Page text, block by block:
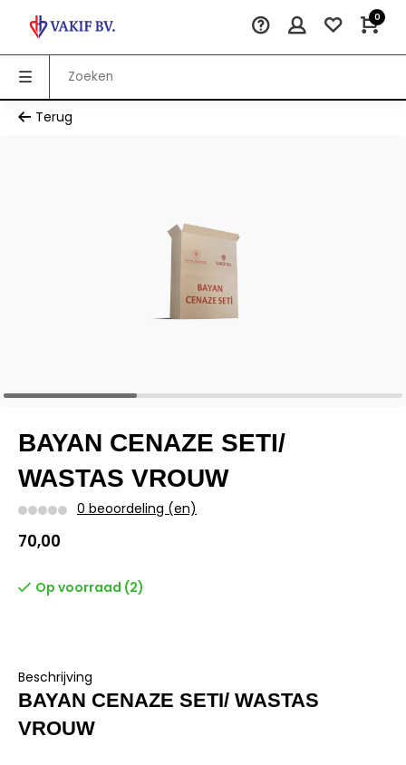
0
Terug
BAYAN CENAZE SETI/
WASTAS VROUW
0 beoordeling (en)
70,00
Op voorraad (2)
Beschrijving
BAYAN CENAZE SETI/ WASTAS
VROUW